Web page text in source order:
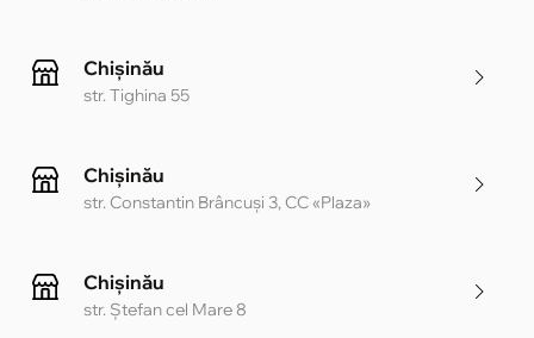
Chișinău
str. Tighina 55
Chișinău
str. Constantin Brâncuși 3, CC «Plaza»
Chișinău
str. Ștefan cel Mare 8